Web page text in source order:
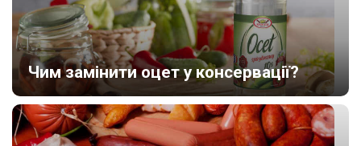
Чим замінити оцет у консервації?